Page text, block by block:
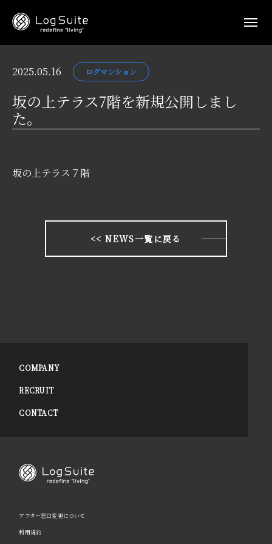
2025.05.16 ログマンション
坂の上テラス7階を新規公開しまし
た。
坂の上テラス７階
<< NEWS一覧に戻る
COMPANY
RECRUIT
CONTACT
アフター窓口変更について
利用規約